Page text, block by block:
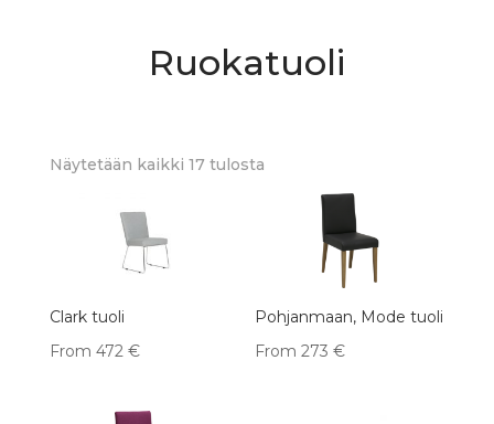
Ruokatuoli
Näytetään kaikki 17 tulostaSorted
Clark tuoli
From 472 €
Pohjanmaan, Mode tuoli
From 273€